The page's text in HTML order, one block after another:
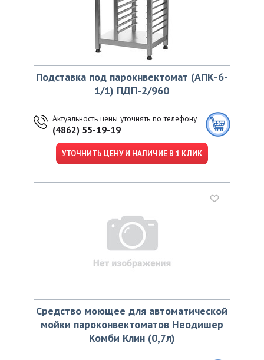
Подставка под парокнвектомат (АПК-6-
1/1) ПДП-2/960
Актуальность цены уточнять по телефону
(4862) 55-19-19
УТОЧНИТЬ ЦЕНУ И НАЛИЧИЕ В 1 КЛИК
Средство моющее для автоматической
мойки пароконвектоматов Неодишер
Комби Клин (0,7л)